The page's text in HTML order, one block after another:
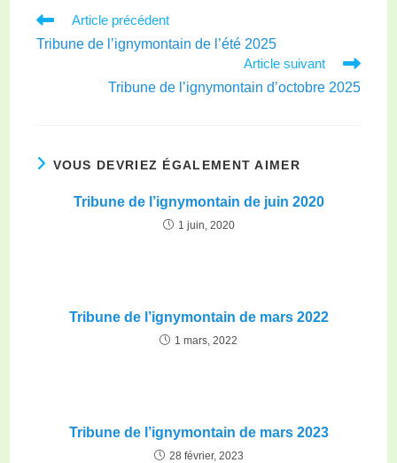
Article précédent
Tribune de l’ignymontain de l’été 2025
Article suivant
Tribune de l’ignymontain d’octobre 2025
VOUS DEVRIEZ ÉGALEMENT AIMER
Tribune de l’ignymontain de juin 2020
1 juin, 2020
Tribune de l’ignymontain de mars 2022
1 mars, 2022
Tribune de l’ignymontain de mars 2023
28 février, 2023